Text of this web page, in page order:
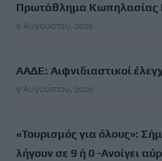
Πρωτάθλημα Κωπηλασίας
9 Αυγούστου, 2026
ΑΑΔΕ: Αιφνιδιαστικοί
9 Αυγούστου, 2026
«Τουρισμός για όλους»:
λήγουν σε 9 ή 0 -Ανοίγει